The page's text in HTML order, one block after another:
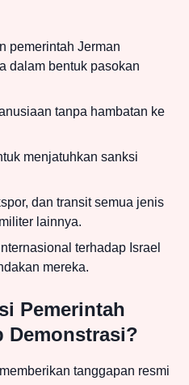
pemerintah Jerman
dalam bentuk pasokan
tanpa hambatan ke
menjatuhkan sanksi
dan transit semua jenis
lainnya.
terhadap Israel
mereka.
Pemerintah
Demonstrasi?
tanggapan resmi